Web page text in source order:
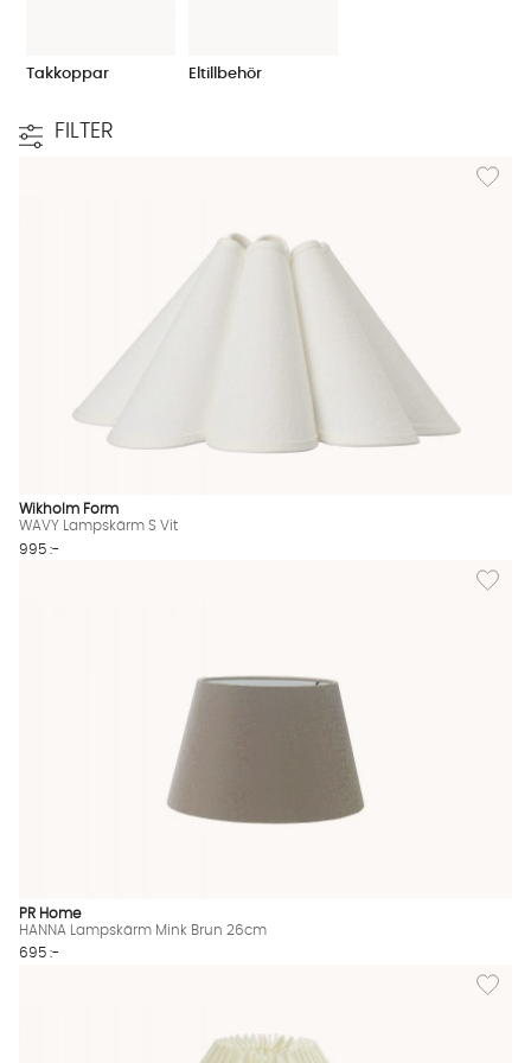
Takkoppar Eltillbehör
FILTER
Lägg
Wikholm Form
WAVY Lampskärm S Vit
995 :-
Lägg
PR Home
HANNA Lampskärm Mink Brun 26cm
695 :-
Lägg